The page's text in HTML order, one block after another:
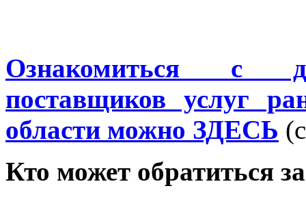
Ознакомиться с
поставщиков услуг
области можно ЗДЕСЬ
Кто может обратиться